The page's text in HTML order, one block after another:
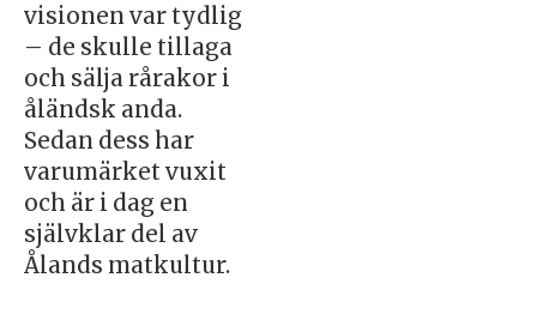
visionen var tydlig
– de skulle tillaga
och sälja rårakor i
åländsk anda.
Sedan dess har
varumärket vuxit
och är i dag en
självklar del av
Ålands matkultur.